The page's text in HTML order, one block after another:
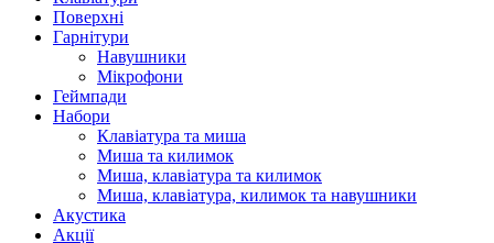
Поверхні
Гарнітури
Навушники
Мікрофони
Геймпади
Набори
Клавіатура та миша
Миша та килимок
Миша, клавіатура та килимок
Миша, клавіатура, килимок та навушники
Акустика
Акції